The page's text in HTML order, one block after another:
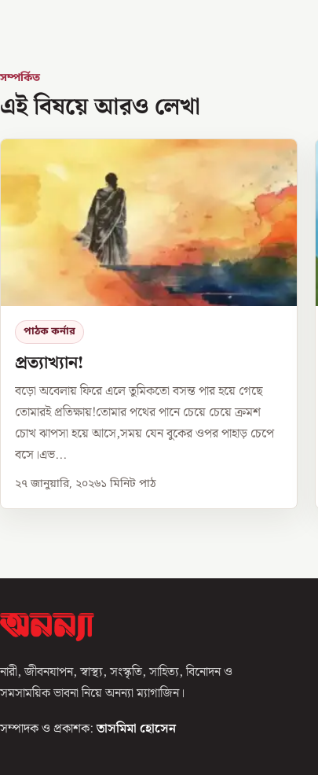
সম্পর্কিত
এই বিষয়ে আরও লেখা
পাঠক কর্নার
প্রত্যাখ্যান!
বড়ো অবেলায় ফিরে এলে তুমিকতো বসন্ত পার হয়ে গেছে
তোমারই প্রতিক্ষায়!তোমার পথের পানে চেয়ে চেয়ে ক্রমশ
চোখ ঝাপসা হয়ে আসে,সময় যেন বুকের ওপর পাহাড় চেপে
বসে।এভ...
২৭ জানুয়ারি, ২০২৬১ মিনিট পাঠ
নারী, জীবনযাপন, স্বাস্থ্য, সংস্কৃতি, সাহিত্য, বিনোদন ও
সমসাময়িক ভাবনা নিয়ে অনন্যা ম্যাগাজিন।
সম্পাদক ও প্রকাশক: তাসমিমা হোসেন